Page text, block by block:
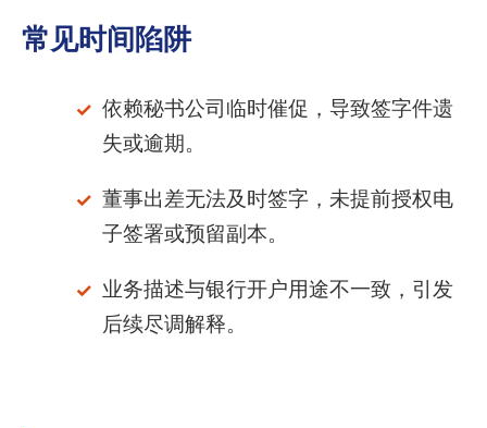
常见时间陷阱
依赖秘书公司临时催促，导致签字件遗
失或逾期。
董事出差无法及时签字，未提前授权电
子签署或预留副本。
业务描述与银行开户用途不一致，引发
后续尽调解释。